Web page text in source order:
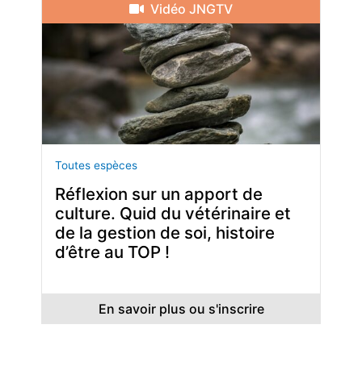
Vidéo JNGTV
Toutes espèces
Réflexion sur un apport de
culture. Quid du vétérinaire et
de la gestion de soi, histoire
d’être au TOP !
En savoir plus ou s'inscrire